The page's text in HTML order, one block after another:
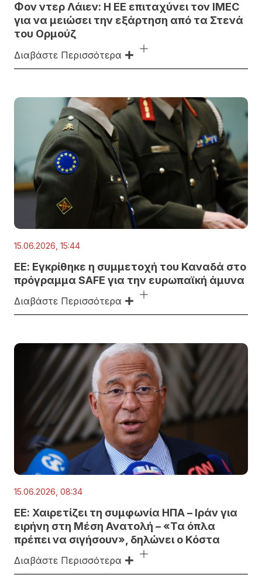
Φον ντερ Λάιεν: Η ΕΕ επιταχύνει τον IMEC
για να μειώσει την εξάρτηση από τα Στενά
του Ορμούζ
Διαβάστε Περισσότερα
15.06.2026, 15:44
ΕΕ: Εγκρίθηκε η συμμετοχή του Καναδά στο
πρόγραμμα SAFE για την ευρωπαϊκή άμυνα
Διαβάστε Περισσότερα
15.06.2026, 08:34
ΕΕ: Χαιρετίζει τη συμφωνία ΗΠΑ – Ιράν για
ειρήνη στη Μέση Ανατολή – «Τα όπλα
πρέπει να σιγήσουν», δηλώνει ο Κόστα
Διαβάστε Περισσότερα